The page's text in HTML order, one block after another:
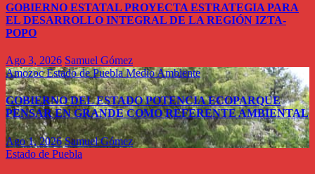
GOBIERNO ESTATAL PROYECTA ESTRATEGIA PARA
EL DESARROLLO INTEGRAL DE LA REGIÓN IZTA-
POPO
Ago 3, 2026 Samuel Gómez
AmozocEstado de PueblaMedio Ambiente
GOBIERNO DEL ESTADO POTENCIA ECOPARQUE
PENSAR EN GRANDE COMO REFERENTE AMBIENTAL
Ago 1, 2026 Samuel Gómez
Estado de Puebla